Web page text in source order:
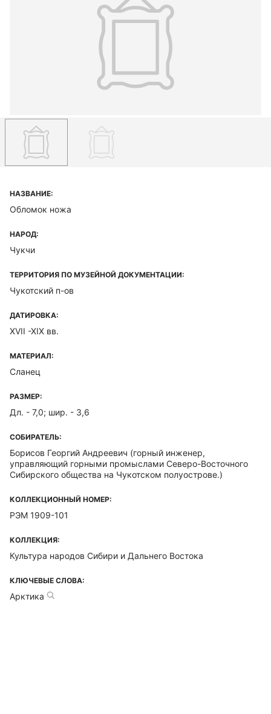
НАЗВАНИЕ:
Обломок ножа
НАРОД:
Чукчи
ТЕРРИТОРИЯ ПО МУЗЕЙНОЙ ДОКУМЕНТАЦИИ:
Чукотский п-ов
ДАТИРОВКА:
XVII -XIX вв.
МАТЕРИАЛ:
Сланец
РАЗМЕР:
Дл. - 7,0; шир. - 3,6
СОБИРАТЕЛЬ:
Борисов Георгий Андреевич (горный инженер,
управляющий горными промыслами Северо-Восточного
Сибирского общества на Чукотском полуострове.)
КОЛЛЕКЦИОННЫЙ НОМЕР:
РЭМ 1909-101
КОЛЛЕКЦИЯ:
Культура народов Сибири и Дальнего Востока
КЛЮЧЕВЫЕ СЛОВА:
Арктика